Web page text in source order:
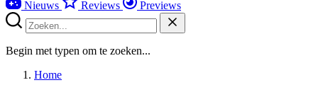
Nieuws
Reviews Previews
Begin met typen om te zoeken...
Home